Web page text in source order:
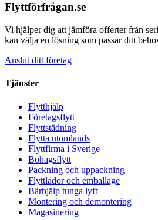
Flyttförfrågan.se
Vi hjälper dig att jämföra offerter från
kan välja en lösning som passar ditt
Anslut ditt företag
Tjänster
Flytthjälp
Företagsflytt
Flyttstädning
Flytta utomlands
Flyttfirma i Sverige
Bohagsflytt
Packning och uppackning
Flyttlådor och emballage
Bärhjälp tunga lyft
Montering och demontering
Magasinering